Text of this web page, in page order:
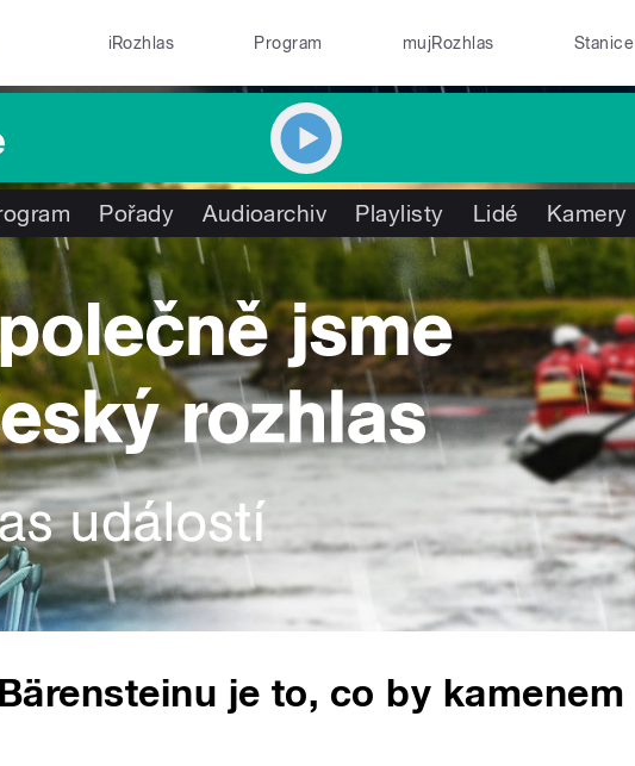
iRozhlas Program mujRozhlas Stanice
Pořady Audioarchiv Playlisty Lidé Kamery
je to, co by kamenem